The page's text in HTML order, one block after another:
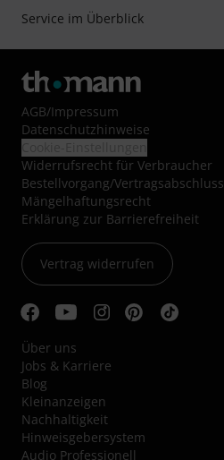
Service im Überblick
AGB/Impressum
Datenschutzhinweise
Widerrufsrecht für Verbraucher
Bestellvorgang/Vertragsabschluss
Mängelhaftungsrecht
Erklärung zur Barrierefreiheit
Vertrag widerrufen
Über uns
Jobs & Karriere
Blog
Kleinanzeigen
Nachhaltigkeit
Hinweisgebersystem
Audio Professionell